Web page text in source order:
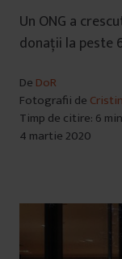
Un ONG a
donații la peste
De DoR
Fotografii de
Timp de citire: 6
4 martie 2020